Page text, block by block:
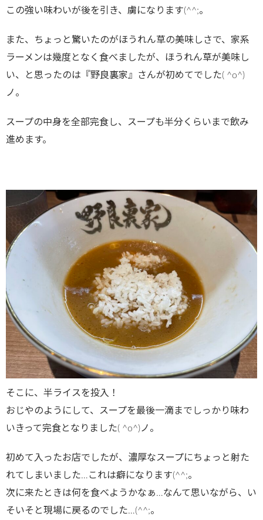
この強い味わいが後を引き、虜になります(^^;。
また、ちょっと驚いたのがほうれん草の美味しさで、家系
ラーメンは幾度となく食べましたが、ほうれん草が美味し
い、と思ったのは『野良裏家』さんが初めてでした( ^o^)
ノ。
スープの中身を全部完食し、スープも半分くらいまで飲み
進めます。
そこに、半ライスを投入！
おじやのようにして、スープを最後一滴までしっかり味わ
いきって完食となりました( ^o^)ノ。
初めて入ったお店でしたが、濃厚なスープにちょっと射た
れてしまいました…これは癖になります(^^;。
次に来たときは何を食べようかなぁ…なんて思いながら、い
そいそと現場に戻るのでした…(^^;。